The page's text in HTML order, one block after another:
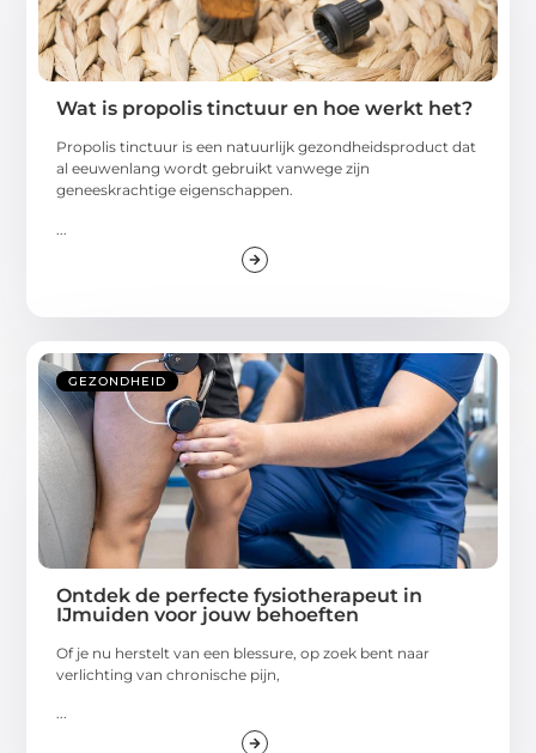
Wat is propolis tinctuur en hoe werkt het?
Propolis tinctuur is een natuurlijk gezondheidsproduct dat
al eeuwenlang wordt gebruikt vanwege zijn
geneeskrachtige eigenschappen.
GEZONDHEID
Ontdek de perfecte fysiotherapeut in
IJmuiden voor jouw behoeften
Of je nu herstelt van een blessure, op zoek bent naar
verlichting van chronische pijn,